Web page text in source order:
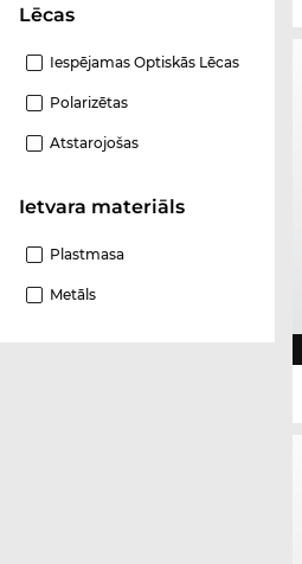
Lēcas
Iespējamas Optiskās Lēcas
Polarizētas
Atstarojošas
Ietvara materiāls
Plastmasa
Metāls